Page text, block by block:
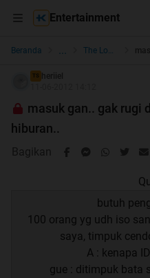
Entertainment
Beranda ... The Lounge
TS
heriiel
masuk gan.. gak rugi
hiburan..
Bagikan
butuh
100 orang yg udh iso
saya, timpuk
A : kenapa
gue : ditimpuk bata